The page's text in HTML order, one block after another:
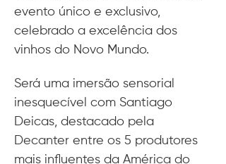
evento único e exclusivo,
celebrado a excelência dos
vinhos do Novo Mundo.
Será uma imersão sensorial
inesquecível com Santiago
Deicas, destacado pela
Decanter entre os 5 produtores
mais influentes da América do